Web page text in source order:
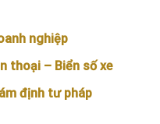
nghiệp
thoại – Biển số xe
định tư pháp